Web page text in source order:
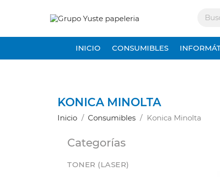
INICIO CONSUMIBLES
KONICA MINOLTA
Inicio Consumibles Konica Minolta
Categorías
TONER (LASER)